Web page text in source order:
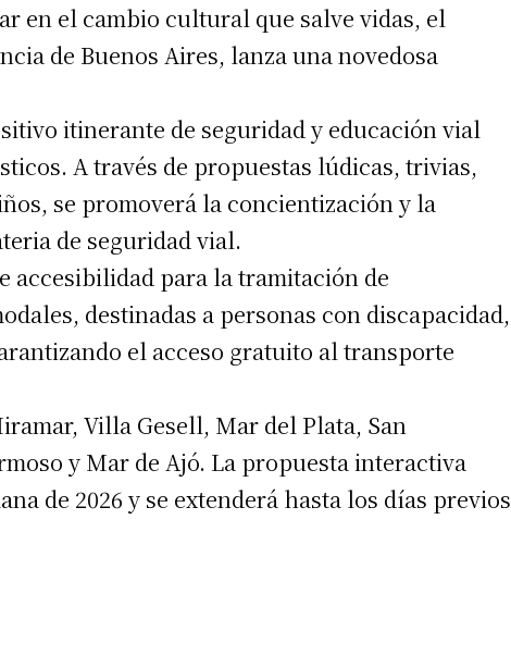
en el cambio cultural que salve vidas, el
de Buenos Aires, lanza una novedosa
itinerante de seguridad y educación vial
A través de propuestas lúdicas, trivias,
se promoverá la concientización y la
de seguridad vial.
accesibilidad para la tramitación de
destinadas a personas con discapacidad,
el acceso gratuito al transporte
Villa Gesell, Mar del Plata, San
y Mar de Ajó. La propuesta interactiva
de 2026 y se extenderá hasta los días previos